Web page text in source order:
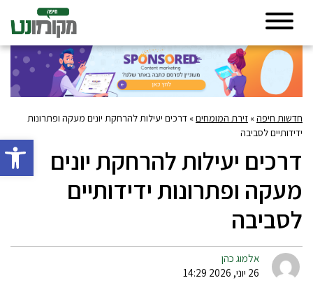
פתח
חדשות חיפה» זירת המומחים» דרכים יעילות להרחקת יונים מעקה ופתרונות
ידידותיים לסביבה
דרכים יעילות להרחקת יונים
מעקה ופתרונות ידידותיים
לסביבה
אלמוג כהן
26 יוני, 2026 14:29